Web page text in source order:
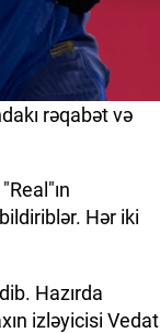
rəqabət və
Hər iki
Hazırda
izləyicisi Vedat